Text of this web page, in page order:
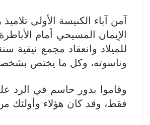
وناسوته، وكل ما يختص
وقاموا بدور حاسم في الرد
فقط، وقد كان هؤلاء وأولئك